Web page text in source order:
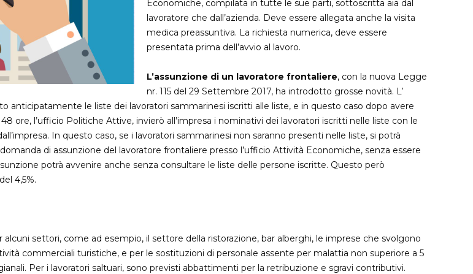
Corso primo soccorso (base e
aggiornamento)
Corso di formazione operatori
elettrici
Corso antincendio basso e
medio rischio
Economiche, compilata in tutte le sue parti, sottoscritta aia dal
lavoratore che dall’azienda. Deve essere allegata anche la visita
medica preassuntiva. La richiesta numerica, deve essere
presentata prima dell’avvio al lavoro.
L’assunzione di un lavoratore frontaliere, con la nuova Legge
nr. 115 del 29 Settembre 2017, ha introdotto grosse novità. L’
anticipatamente le liste dei lavoratori sammarinesi iscritti alle liste, e in questo caso dopo avere
ore, l’ufficio Politiche Attive, invierò all’impresa i nominativi dei lavoratori iscritti nelle liste con le
In questo caso, se i lavoratori sammarinesi non saranno presenti nelle liste, si potrà
di assunzione del lavoratore frontaliere presso l’ufficio Attività Economiche, senza essere
potrà avvenire anche senza consultare le liste delle persone iscritte. Questo però
4,5%.
alcuni settori, come ad esempio, il settore della ristorazione, bar alberghi, le imprese che svolgono
commerciali turistiche, e per le sostituzioni di personale assente per malattia non superiore a 5
Per i lavoratori saltuari, sono previsti abbattimenti per la retribuzione e sgravi contributivi.